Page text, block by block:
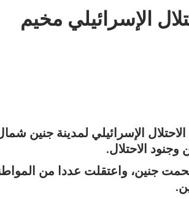
الإسرائيلي مخيم
الإسرائيلي لمدينة جنين
الاحتلال.
جنين، واعتقلت عددا من